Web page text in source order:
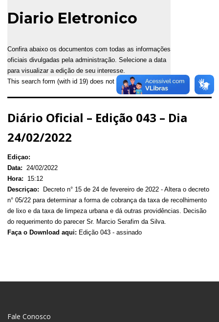
Diario Eletronico
Confira abaixo os documentos com todas as informações
oficiais divulgadas pela administração. Selecione a data
para visualizar a edição de seu interesse.
This search form (with id 19) does not exist!
Diário Oficial – Edição 043 – Dia
24/02/2022
Ediçao:
Data:
24/02/2022
Hora:
15:12
Descriçao:
Decreto n° 15 de 24 de fevereiro de 2022 - Altera o decreto
n° 05/22 para determinar a forma de cobrança da taxa de recolhimento
de lixo e da taxa de limpeza urbana e dá outras providências. Decisão
do requerimento do parecer Sr. Marcio Serafim da Silva.
Faça o Download aqui: Edição 043 - assinado
Fale Conosco